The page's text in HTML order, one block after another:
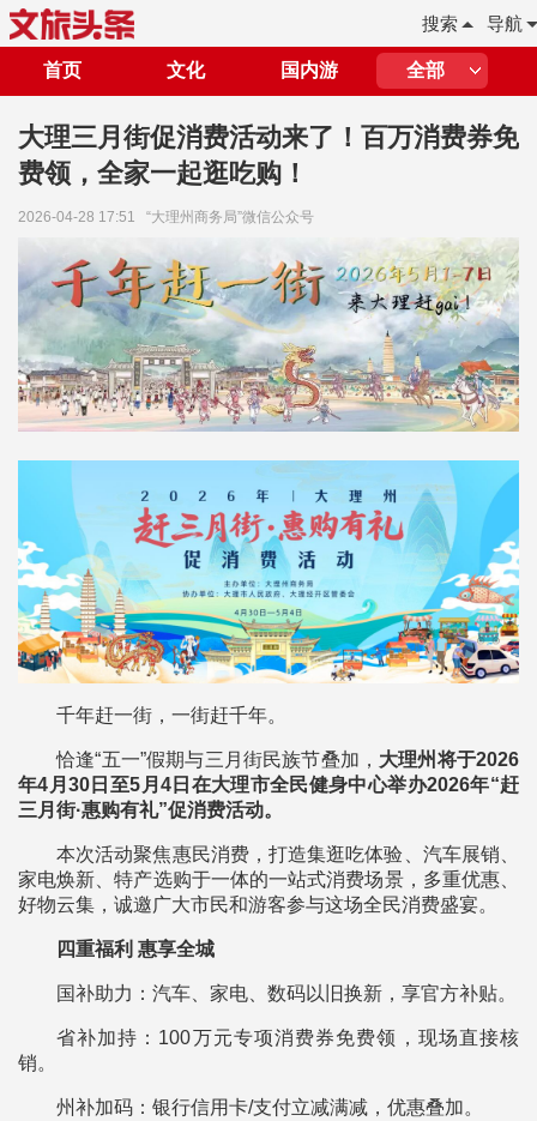
导航
搜索
首页 文化 国内游 全部
大理三月街促消费活动来了！百万消费券免
费领，全家一起逛吃购！
2026-04-28 17:51 “大理州商务局”微信公众号
千年赶一街，一街赶千年。
恰逢“五一”假期与三月街民族节叠加， 大理州将于2026
年4月30日至5月4日在大理市全民健身中心举办2026年“赶
三月街·惠购有礼”促消费活动。
本次活动聚焦惠民消费，打造集逛吃体验、汽车展销、
家电焕新、特产选购于一体的一站式消费场景，多重优惠、
好物云集，诚邀广大市民和游客参与这场全民消费盛宴。
四重福利 惠享全城
国补助力：汽车、家电、数码以旧换新，享官方补贴。
省补加持：100万元专项消费券免费领，现场直接核
销。
州补加码：银行信用卡/支付立减满减，优惠叠加。